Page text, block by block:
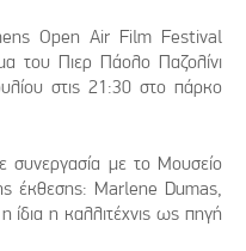
Open Air Film Festival
του Πιερ Πάολο Παζολίνι
στις 21:30 στο πάρκο
συνεργασία με το Μουσείο
έκθεσης: Marlene Dumas,
ίδια η καλλιτέχνις ως πηγή